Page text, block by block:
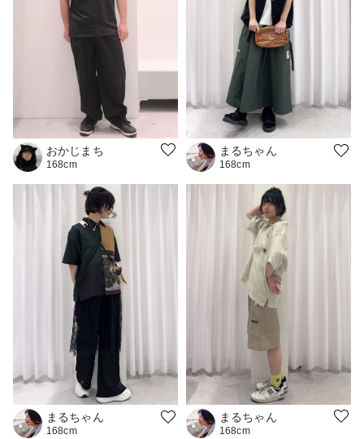
おかじまち
168cm
まるちゃん
168cm
まるちゃん
168cm
まるちゃん
168cm